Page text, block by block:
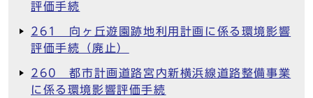
評価手続
261 向ヶ丘遊園跡地利用計画に係る環境影響
評価手続（廃止）
260 都市計画道路宮内新横浜線道路整備事業
に係る環境影響評価手続